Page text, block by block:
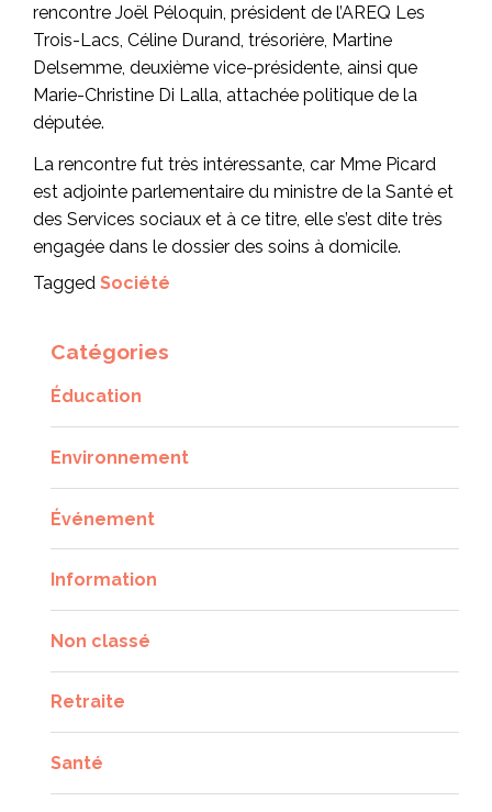
rencontre Joël Péloquin, président de l’AREQ Les
Trois-Lacs, Céline Durand, trésorière, Martine
Delsemme, deuxième vice-présidente, ainsi que
Marie-Christine Di Lalla, attachée politique de la
députée.
La rencontre fut très intéressante, car Mme Picard
est adjointe parlementaire du ministre de la Santé et
des Services sociaux et à ce titre, elle s’est dite très
engagée dans le dossier des soins à domicile.
Tagged Société
Catégories
Éducation
Environnement
Événement
Information
Non classé
Retraite
Santé